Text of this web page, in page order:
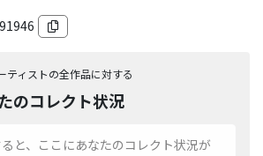
ティストの全作品に対する
のコレクト状況
と、ここにあなたのコレクト状況が